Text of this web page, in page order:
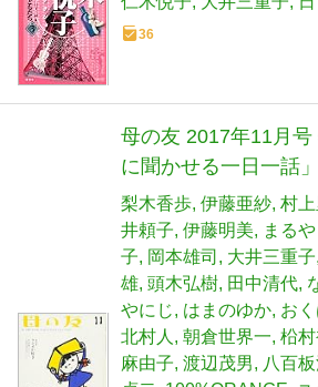
36
母の友 2017年11月
に聞かせる一日一話」
梨木香歩 伊藤亜紗 村
井頼子 伊藤明美 まる
子
岡本雄司 大井三重子
雄 頭木弘樹 田中清代
やにじ
はまのゆか お
北村人
朝倉世界一 柗
麻由子 渡辺茂男 八百